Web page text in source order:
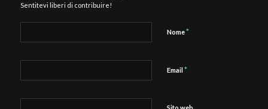
Sentitevi liberi di contribuire!
Nome*
Email*
Sito web